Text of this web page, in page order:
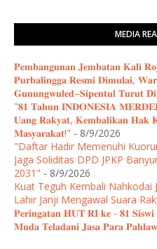
MEDIA
𝐏𝐞𝐦𝐛𝐚𝐧𝐠𝐮𝐧𝐚𝐧 𝐉𝐞𝐦𝐛𝐚𝐭𝐚𝐧 𝐊𝐚𝐥𝐢
𝐏𝐮𝐫𝐛𝐚𝐥𝐢𝐧𝐠𝐠𝐚 𝐑𝐞𝐬𝐦𝐢 𝐃𝐢𝐦𝐮𝐥𝐚𝐢,
𝐆𝐮𝐧𝐮𝐧𝐠𝐰𝐮𝐥𝐞𝐝–𝐒𝐢𝐩𝐞𝐧𝐭𝐮𝐥 𝐓𝐮𝐫𝐮𝐭
"𝟖𝟏 𝐓𝐚𝐡𝐮𝐧 𝐈𝐍𝐃𝐎𝐍𝐄𝐒𝐈𝐀
𝐔𝐚𝐧𝐠 𝐑𝐚𝐤𝐲𝐚𝐭, 𝐊𝐞𝐦𝐛𝐚𝐥𝐢𝐤𝐚𝐧 𝐇𝐚𝐤
𝐌𝐚𝐬𝐲𝐚𝐫𝐚𝐤𝐚𝐭!" - 8/9/2026
"Daftar Hadir Memenuhi
Jaga Soliditas DPD JPKP
2031" - 8/9/2026
Kuat Teguh Kembali Nahkodai
Lahir Janji Mengawal Suara
𝐏𝐞𝐫𝐢𝐧𝐠𝐚𝐭𝐚𝐧 𝐇𝐔𝐓 𝐑𝐈 𝐤𝐞 - 𝟖𝟏
𝐌𝐮𝐝𝐚 𝐓𝐞𝐥𝐚𝐝𝐚𝐧𝐢 𝐉𝐚𝐬𝐚 𝐏𝐚𝐫𝐚